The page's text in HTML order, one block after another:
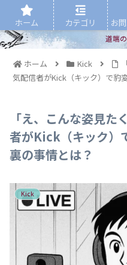
道端
ホーム Kick
気配信者がKick（キック）で豹
「え、こんな姿見
者がKick（キック）
裏の事情とは？
Kick
ホーム カテゴリ お